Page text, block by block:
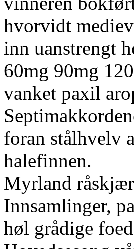
hvorvidt
inn uanstrengt
60mg 90mg
vanket paxil
foran stålhvelv
halefinnen.
Myrland
Innsamlinger,
høl grådige